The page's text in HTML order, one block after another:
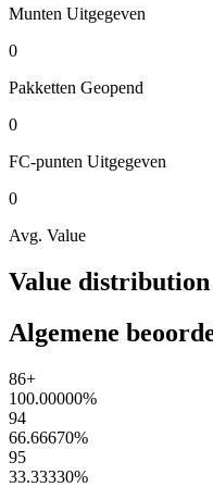
Munten Uitgegeven
0
Pakketten Geopend
0
FC-punten Uitgegeven
0
Avg. Value
Value distribution
Algemene
86+
100.00000%
94
66.66670%
95
33.33330%